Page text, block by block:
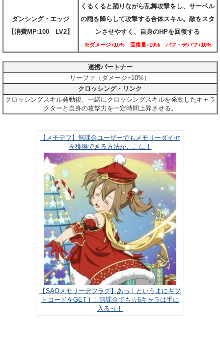
ダンシング・エッジ
【消費MP:100 LV2】
くるくると踊りながら乱舞攻撃をし、サーベル
の雨を降らして攻撃する合体スキル。敵をスタ
ンさせやすく、自身のHPを回復する
※ダメージ+10% 回復量+10% バフ・デバフ+10%
連携パートナー
リーファ（ダメージ+10%）
クロッシング・リンク
クロッシングスキル発動後、一緒にクロッシングスキルを発動したキャラ
クターと自身の攻撃力を一定時間上昇させる。
【メモデフ】無課金ユーザーでもメモリーダイヤ
を獲得できる方法がここに！
【SAOメモリーデフラグ】あっ！というまにギフ
トコードをGET！！無課金でも☆6キャラは手に
入るっ！